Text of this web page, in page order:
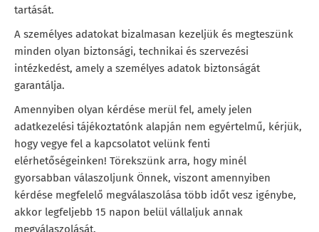
tartását.
A személyes adatokat bizalmasan kezeljük és megteszünk
minden olyan biztonsági, technikai és szervezési
intézkedést, amely a személyes adatok biztonságát
garantálja.
Amennyiben olyan kérdése merül fel, amely jelen
adatkezelési tájékoztatónk alapján nem egyértelmű, kérjük,
hogy vegye fel a kapcsolatot velünk fenti
elérhetőségeinken! Törekszünk arra, hogy minél
gyorsabban válaszoljunk Önnek, viszont amennyiben
kérdése megfelelő megválaszolása több időt vesz igénybe,
akkor legfeljebb 15 napon belül vállaljuk annak
megválaszolását.